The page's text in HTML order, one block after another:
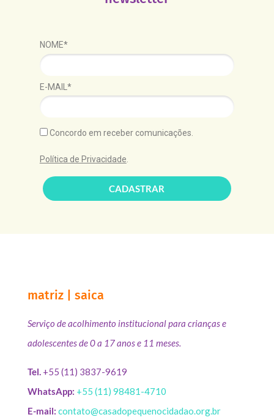
NOME*
E-MAIL*
Concordo em receber comunicações.
Política de Privacidade.
CADASTRAR
matriz | saica
Serviço de acolhimento institucional para crianças e
adolescentes de 0 a 17 anos e 11 meses.
Tel.+55 (11) 3837-9619
WhatsApp: +55 (11) 98481-4710
E-mail: contato@casadopequenocidadao.org.br